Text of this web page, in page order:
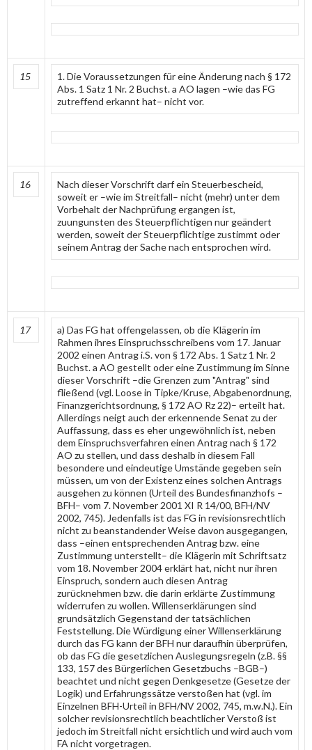
15
1. Die Voraussetzungen für eine Änderung nach § 172
Abs. 1 Satz 1 Nr. 2 Buchst. a AO lagen –wie das FG
zutreffend erkannt hat– nicht vor.
16
Nach dieser Vorschrift darf ein Steuerbescheid,
soweit er –wie im Streitfall– nicht (mehr) unter dem
Vorbehalt der Nachprüfung ergangen ist,
zuungunsten des Steuerpflichtigen nur geändert
werden, soweit der Steuerpflichtige zustimmt oder
seinem Antrag der Sache nach entsprochen wird.
17
a) Das FG hat offengelassen, ob die Klägerin im
Rahmen ihres Einspruchsschreibens vom 17. Januar
2002 einen Antrag i.S. von § 172 Abs. 1 Satz 1 Nr. 2
Buchst. a AO gestellt oder eine Zustimmung im Sinne
dieser Vorschrift –die Grenzen zum "Antrag" sind
fließend (vgl. Loose in Tipke/Kruse, Abgabenordnung,
Finanzgerichtsordnung, § 172 AO Rz 22)– erteilt hat.
Allerdings neigt auch der erkennende Senat zu der
Auffassung, dass es eher ungewöhnlich ist, neben
dem Einspruchsverfahren einen Antrag nach § 172
AO zu stellen, und dass deshalb in diesem Fall
besondere und eindeutige Umstände gegeben sein
müssen, um von der Existenz eines solchen Antrags
ausgehen zu können (Urteil des Bundesfinanzhofs –
BFH– vom 7. November 2001 XI R 14/00, BFH/NV
2002, 745). Jedenfalls ist das FG in revisionsrechtlich
nicht zu beanstandender Weise davon ausgegangen,
dass –einen entsprechenden Antrag bzw. eine
Zustimmung unterstellt– die Klägerin mit Schriftsatz
vom 18. November 2004 erklärt hat, nicht nur ihren
Einspruch, sondern auch diesen Antrag
zurücknehmen bzw. die darin erklärte Zustimmung
widerrufen zu wollen. Willenserklärungen sind
grundsätzlich Gegenstand der tatsächlichen
Feststellung. Die Würdigung einer Willenserklärung
durch das FG kann der BFH nur daraufhin überprüfen,
ob das FG die gesetzlichen Auslegungsregeln (z.B. §§
133, 157 des Bürgerlichen Gesetzbuchs –BGB–)
beachtet und nicht gegen Denkgesetze (Gesetze der
Logik) und Erfahrungssätze verstoßen hat (vgl. im
Einzelnen BFH-Urteil in BFH/NV 2002, 745, m.w.N.). Ein
solcher revisionsrechtlich beachtlicher Verstoß ist
jedoch im Streitfall nicht ersichtlich und wird auch vom
FA nicht vorgetragen.